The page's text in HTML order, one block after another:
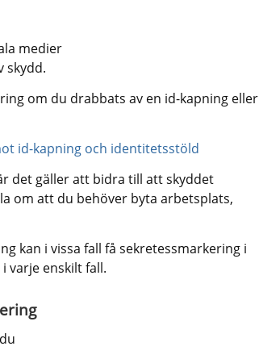
medier
skydd.
om du drabbats av en id-kapning eller
id-kapning och identitetsstöld
det gäller att bidra till att skyddet
om att du behöver byta arbetsplats,
kan i vissa fall få sekretessmarkering i
varje enskilt fall.